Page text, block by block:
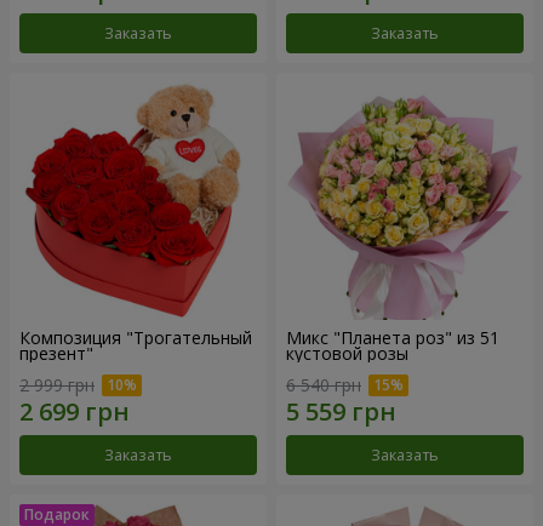
Заказать Заказать
Композиция "Трогательный
презент"
2 999 грн
Заказать
Микс "Планета роз" из 51
кустовой розы
6 540 грн
Заказать